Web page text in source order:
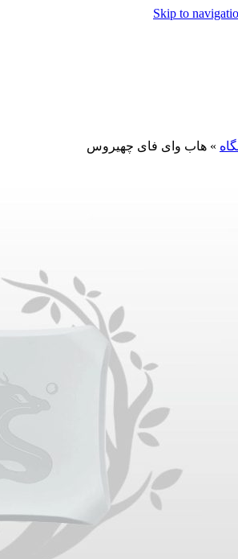
Skip to
» هاب وای فای چهیروس